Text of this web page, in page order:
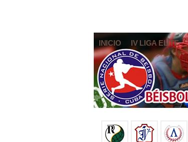
INICIO IV LIGA ELITE